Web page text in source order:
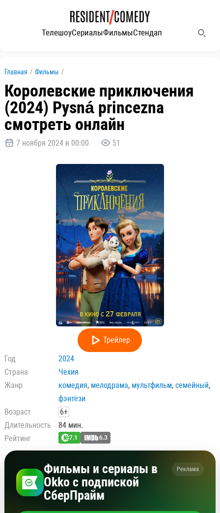
ТелешоуСериалыФильмыСтендап
Главная / Фильмы /
Королевские приключения
(2024) Pysná princezna
смотреть онлайн
7 ноября 2024 в 00:00 51
Трейлер
Год
2024
Страна
Чехия
Жанр
комедия, мелодрама, мультфильм, семейный,
фэнтези
Возраст
6+
Длительность
84 мин.
Рейтинг
7.1 6.3
Фильмы и сериалы в
Okko с подпиской
СберПрайм
Реклама